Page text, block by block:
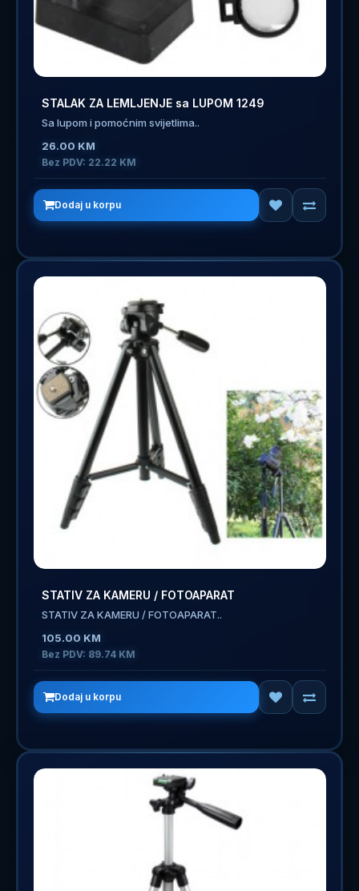
STALAK ZA LEMLJENJE sa LUPOM 1249
Sa lupom i pomoćnim svijetlima..
26.00 KM
Bez PDV: 22.22 KM
Dodaj u korpu
STATIV ZA KAMERU / FOTOAPARAT
STATIV ZA KAMERU / FOTOAPARAT..
105.00 KM
Bez PDV: 89.74 KM
Dodaj u korpu